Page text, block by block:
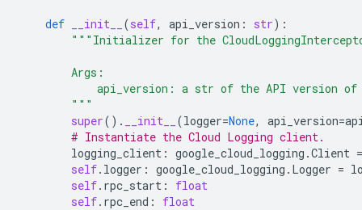
def __init__ (self, api_version : str):
"""Initializer for the
        Args:
api_version: a str of the API version of
        """
super() . __init__ (logger=None, api_version=
# Instantiate the Cloud Logging client.
logging_client : google_cloud_logging .Client =
self. logger : google_cloud_logging . Logger =
self. rpc_start :
float
self. rpc_end : float